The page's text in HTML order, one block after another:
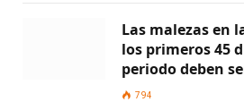
Las malezas en
los primeros 45
periodo deben
794